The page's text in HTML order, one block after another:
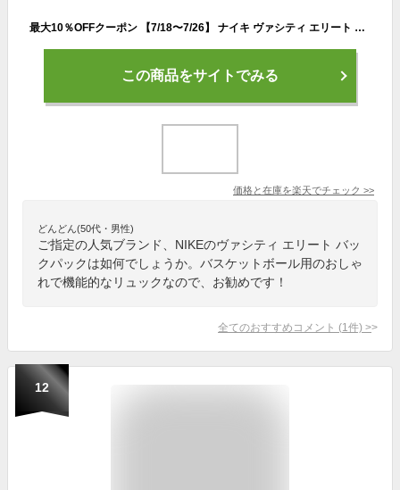
最大10％OFFクーポン 【7/18〜7/26】 ナイキ ヴァシティ エリート バックパック HM9965 バスケットボール バックパック NIKE
この商品をサイトでみる
価格と在庫を楽天でチェック >>
どんどん(50代・男性)
ご指定の人気ブランド、NIKEのヴァシティ エリート バッ
クパックは如何でしょうか。バスケットボール用のおしゃ
れで機能的なリュックなので、お勧めです！
全てのおすすめコメント (1 件) >
12